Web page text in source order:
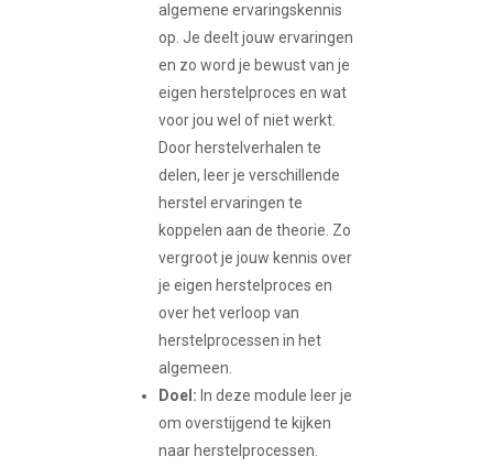
algemene ervaringskennis
op. Je deelt jouw ervaringen
en zo word je bewust van je
eigen herstelproces en wat
voor jou wel of niet werkt.
Door herstelverhalen te
delen, leer je verschillende
herstel ervaringen te
koppelen aan de theorie. Zo
vergroot je jouw kennis over
je eigen herstelproces en
over het verloop van
herstelprocessen in het
algemeen.
Doel: In deze module leer je
om overstijgend te kijken
naar herstelprocessen.